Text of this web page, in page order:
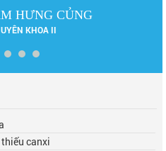
HƯNG CỦNG
KHOA II
canxi